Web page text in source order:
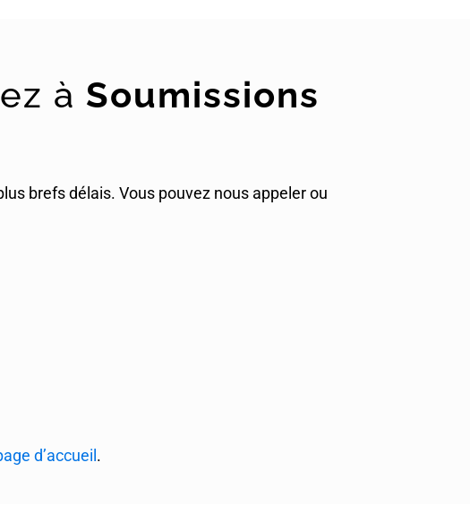
à Soumissions
brefs délais. Vous pouvez nous appeler ou
d’accueil .